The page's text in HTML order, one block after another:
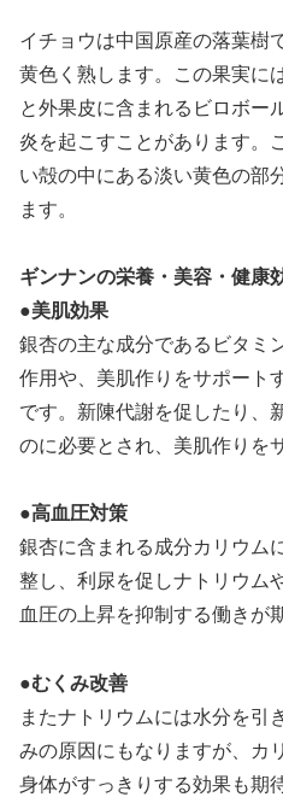
イチョウは中国原産の落葉樹
黄色く熟します。この果実に
と外果皮に含まれるビロボー
炎を起こすことがあります。
い殻の中にある淡い黄色の部
ます。
ギンナンの栄養・美容・健康
●美肌効果
銀杏の主な成分であるビタミ
作用や、美肌作りをサポート
です。新陳代謝を促したり、
のに必要とされ、美肌作りを
●高血圧対策
銀杏に含まれる成分カリウム
整し、利尿を促しナトリウム
血圧の上昇を抑制する働きが
●むくみ改善
またナトリウムには水分を引
みの原因にもなりますが、カ
身体がすっきりする効果も期